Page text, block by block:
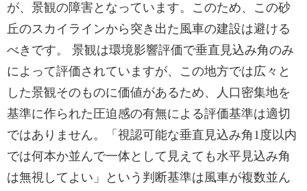
が、景観の障害となっています。このため、この砂
丘のスカイラインから突き出た風車の建設は避ける
べきです。 景観は環境影響評価で垂直見込み角のみ
によって評価されていますが、この地方では広々と
した景観そのものに価値があるため、人口密集地を
基準に作られた圧迫感の有無による評価基準は適切
ではありません。「視認可能な垂直見込み角1度以内
では何本か並んで一体として見えても水平見込み角
は無視してよい」という判断基準は風車が複数並ん